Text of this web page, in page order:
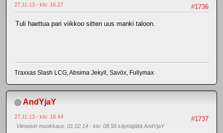
#1736
27.11.13 - klo: 16.27
Tuli haettua pari viikkoo sitten uus manki taloon.
Traxxas Slash LCG, Absima Jekyll, Savöx, Fullymax
AndYjaY
#1737
27.11.13 - klo: 18.44
Viimeisin muokkaus: 01.02.14 - klo: 08.58 käyttäjältä AndYjaY